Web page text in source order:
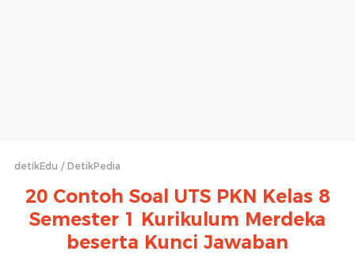
detikEdu DetikPedia
20 Contoh Soal UTS PKN Kelas 8
Semester 1 Kurikulum Merdeka
beserta Kunci Jawaban